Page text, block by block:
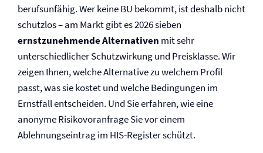
berufsunfähig. Wer keine BU bekommt, ist deshalb nicht
schutzlos – am Markt gibt es 2026 sieben
ernstzunehmende Alternativen mit sehr
unterschiedlicher Schutzwirkung und Preisklasse. Wir
zeigen Ihnen, welche Alternative zu welchem Profil
passt, was sie kostet und welche Bedingungen im
Ernstfall entscheiden. Und Sie erfahren, wie eine
anonyme Risikovoranfrage Sie vor einem
Ablehnungseintrag im HIS-Register schützt.